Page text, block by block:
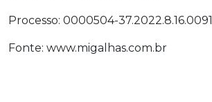
Processo: 0000504-37.2022.8.16.0091
Fonte: www.migalhas.com.br